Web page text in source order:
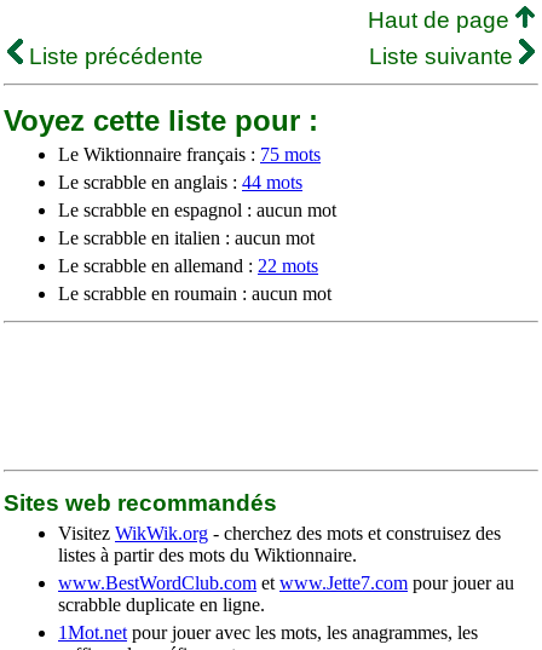
Haut de page
Liste précédente
Liste suivante
Voyez cette liste pour :
Le Wiktionnaire français : 75 mots
Le scrabble en anglais : 44 mots
Le scrabble en espagnol : aucun mot
Le scrabble en italien : aucun mot
Le scrabble en allemand : 22 mots
Le scrabble en roumain : aucun mot
Sites web recommandés
Visitez WikWik.org - cherchez des mots et construisez des
listes à partir des mots du Wiktionnaire.
www.BestWordClub.com et www.Jette7.com pour jouer au
scrabble duplicate en ligne.
1Mot.net pour jouer avec les mots, les anagrammes, les